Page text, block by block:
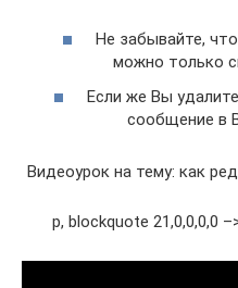
Не забывайте,
можно только
Если же Вы
сообщение в
Видеоурок на тему: как
p, blockquote 21,0,0,0,0